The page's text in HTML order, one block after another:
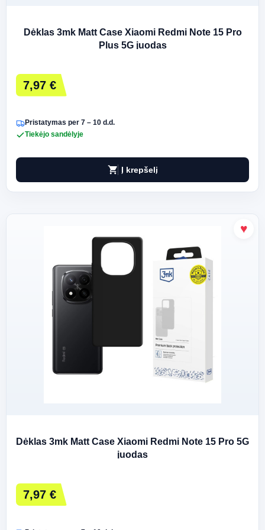
Dėklas 3mk Matt Case Xiaomi Redmi Note 15 Pro
Plus 5G juodas
7,97 €
Pristatymas per 7 – 10 d.d.
Tiekėjo sandėlyje
shopping_cart Į krepšelį
Dėklas 3mk Matt Case Xiaomi Redmi Note 15 Pro 5G
juodas
7,97 €